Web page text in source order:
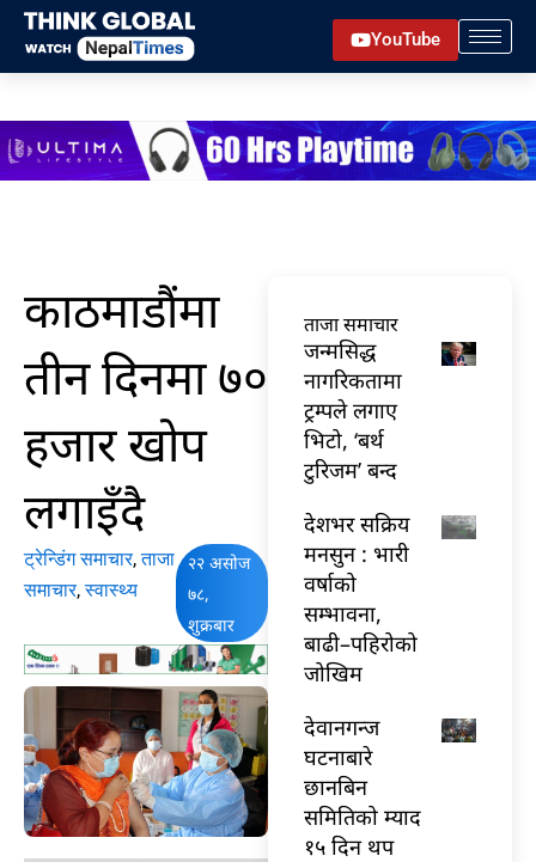
Skip
content
YouTube
काठमाडौंमा
तीन दिनमा ७०
हजार खोप
लगाइँदै
ट्रेन्डिंग समाचार,ताजा
समाचार,स्वास्थ्य
२२ असोज
७८,
शुक्रबार
ताजा समाचार
जन्मसिद्ध
नागरिकतामा
ट्रम्पले लगाए
भिटो, ‘बर्थ
टुरिजम’ बन्द
देशभर सक्रिय
मनसुन : भारी
वर्षाको
सम्भावना,
बाढी–पहिरोको
जोखिम
देवानगन्ज
घटनाबारे
छानबिन
समितिको म्याद
१५ दिन थप